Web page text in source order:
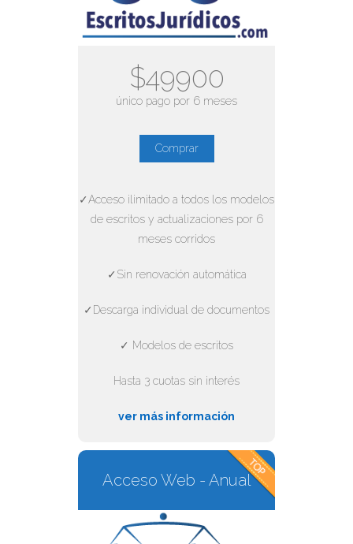
$49900
único pago por 6 meses
Comprar
✓Acceso ilimitado a todos los modelos
de escritos y actualizaciones por 6
meses corridos
✓Sin renovación automática
✓Descarga individual de documentos
✓ Modelos de escritos
Hasta 3 cuotas sin interés
ver más información
Acceso Web - Anual